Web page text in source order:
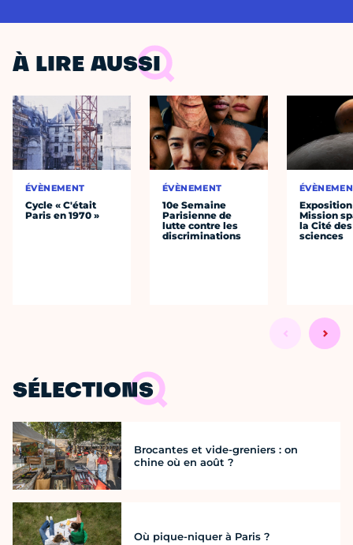
À LIRE AUSSI
ÉVÈNEMENT
Cycle « C'était
Paris en 1970 »
ÉVÈNEMENT
10e Semaine
Parisienne de
lutte contre les
discriminations
Exposition
Mission
la Cité des
sciences
SÉLECTIONS
Brocantes et vide-greniers : on
chine où en août ?
Où pique-niquer à Paris ?